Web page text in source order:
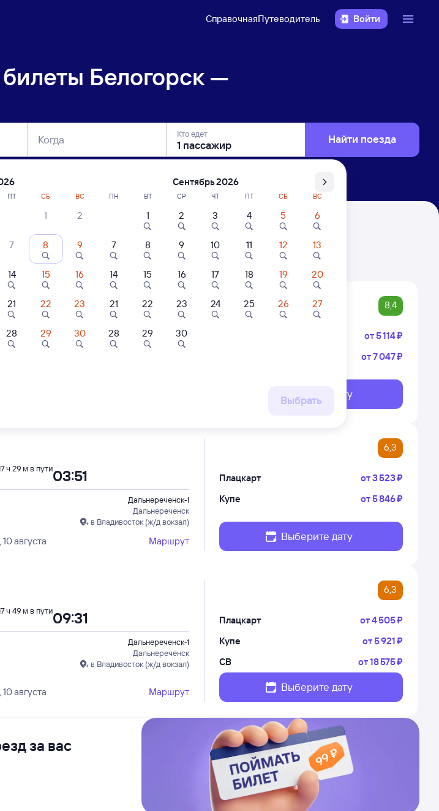
СправочнаяПутеводитель Войти
Белогорск —
Когда Кто едет Найти поезда
— Дальнереченск-1
Белогорск
и прибытие по местному времени. Цены за 1 пассажира
8,4
22:44
августа
от5 ⁠114 ⁠₽
от7 ⁠047 ⁠₽
Выберите дату
6,3
Дальнереченск-1
Дальнереченск
в Владивосток (ж/д вокзал)
03:51
ч 29 м в пути
августа Маршрут
Плацкарт от3 ⁠523 ⁠₽
Купе
от5 ⁠846 ⁠₽
Выберите дату
6,3
Дальнереченск-1
Дальнереченск
в Владивосток (ж/д вокзал)
09:31
ч 49 м в пути
августа Маршрут
Плацкарт от4 ⁠505 ⁠₽
Купе
от5 ⁠921 ⁠₽
СВ
от18 ⁠575 ⁠₽
Выберите дату
за вас
ПТ СБ ВС
1 2
7 8 9
14 15 16
21 22 23
28 29 30
Сентябрь 2026
ПН ВТ СР ЧТ ПТ СБ ВС
1 2 3 4 5 6
7 8 9 10 11 12 13
14 15 16 17 18 19 20
21 22 23 24 25 26 27
28 29 30
Выбрать